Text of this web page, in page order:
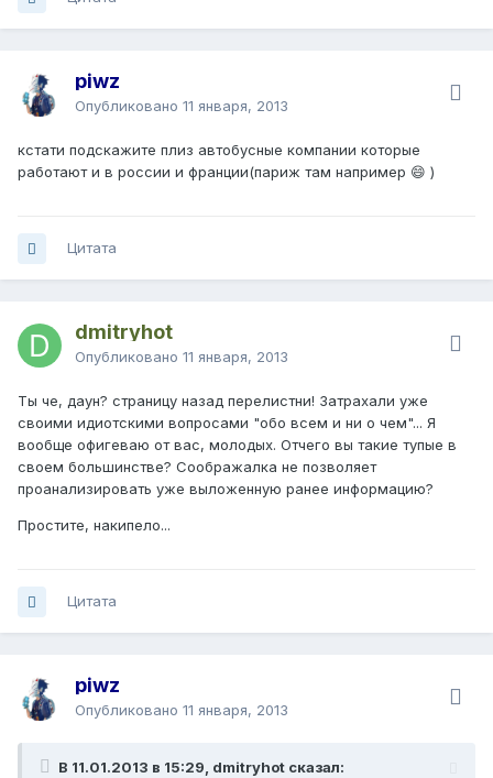
piwz
Опубликовано 11 января, 2013
кстати подскажите плиз автобусные компании которые
работают и в россии и франции(париж там например 😄 )
Цитата
dmitryhot
Опубликовано 11 января, 2013
Ты че, даун? страницу назад перелистни! Затрахали уже
своими идиотскими вопросами "обо всем и ни о чем"... Я
вообще офигеваю от вас, молодых. Отчего вы такие тупые в
своем большинстве? Соображалка не позволяет
проанализировать уже выложенную ранее информацию?
Простите, накипело...
Цитата
piwz
Опубликовано 11 января, 2013
В 11.01.2013 в 15:29, dmitryhot сказал: